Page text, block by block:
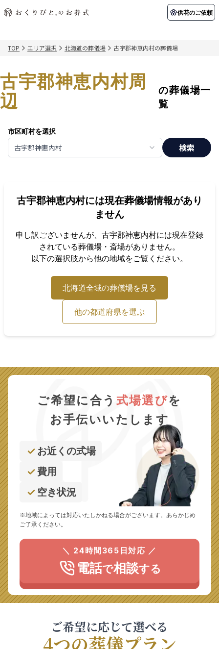
供花のご依頼
初めての方へ 納棺の儀とは？
葬儀の流れ
会社を知る
関東エリア
東京都
北海道エリア
ご葬儀事例 お客様の声
よくある質問
葬儀の知識 供花のご依頼
TOP エリア選択 北海道の葬儀場 古宇郡神恵内村の葬儀場
古宇郡神恵内村周
辺
の葬儀場一
覧
市区町村を選択
古宇郡神恵内村 検索
古宇郡神恵内村には現在葬儀場情報があり
ません
申し訳ございませんが、 古宇郡神恵内村には現在登録
されている葬儀場・斎場がありません。
以下の選択肢から他の地域をご覧ください。
北海道全域の葬儀場を見る
他の都道府県を選ぶ
ご希望に合う 式場選びを
お手伝いいたします
お近くの式場
費用
空き状況
※地域によっては対応いたしかねる場合がございます。あらかじめ
ご了承ください。
＼ 24時間365日対応 ／
電話で相談する
ご希望に応じて選べる
4つの葬儀プラン